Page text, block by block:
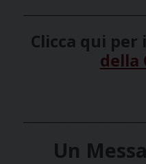
Clicca qui per
della
Un